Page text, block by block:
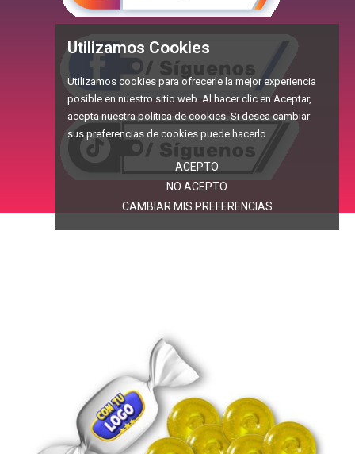
Utilizamos Cookies
Utilizamos cookies para ofrecerle la mejor experiencia
posible en nuestro sitio web. Al hacer clic en Aceptar,
acepta nuestra política de cookies. Si desea cambiar
sus preferencias de cookies puede hacerlo
ACEPTO
NO ACEPTO
CAMBIAR MIS PREFERENCIAS